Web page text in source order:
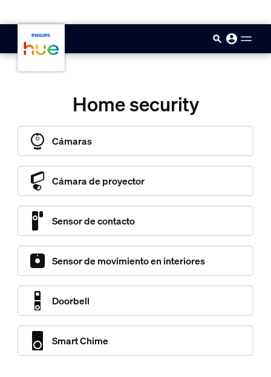
Home security
Cámaras
Cámara de proyector
Sensor de contacto
Sensor de movimiento en interiores
Doorbell
Smart Chime